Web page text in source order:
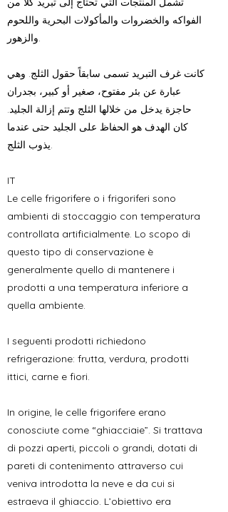
الفواكه والخضروات والمأكولات البحرية واللحوم
والزهور.
كانت غرف التبريد تسمى سابقاً حقول الثلج. وهي
عبارة عن بئر مفتوح، صغير أو كبير، بجدران
حاجزة يدخل من خلالها الثلج وتتم إزالة الجليد.
كان الهدف هو الحفاظ على الجليد حتى عندما
يذوب الثلج.
IT
Le celle frigorifere o i frigoriferi sono
ambienti di stoccaggio con temperatura
controllata artificialmente. Lo scopo di
questo tipo di conservazione è
generalmente quello di mantenere i
prodotti a una temperatura inferiore a
quella ambiente.
I seguenti prodotti richiedono
refrigerazione: frutta, verdura, prodotti
ittici, carne e fiori.
In origine, le celle frigorifere erano
conosciute come “ghiacciaie”. Si trattava
di pozzi aperti, piccoli o grandi, dotati di
pareti di contenimento attraverso cui
veniva introdotta la neve e da cui si
estraeva il ghiaccio. L’obiettivo era